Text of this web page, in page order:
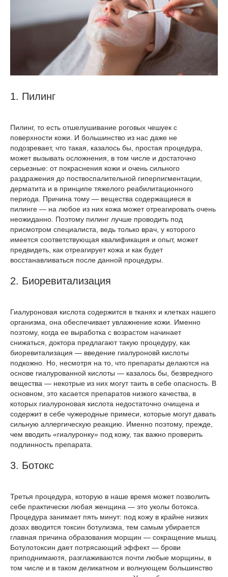
1. Пилинг
Пилинг, то есть отшелушивание роговых чешуек с
поверхности кожи. И большинство из нас даже не
подозревает, что такая, казалось бы, простая процедура,
может вызывать осложнения, в том числе и достаточно
серьезные: от покраснения кожи и очень сильного
раздражения до поствоспалительной гиперпигментации,
дерматита и в принципе тяжелого реабилитационного
периода. Причина тому — вещества содержащиеся в
пилинге — на любое из них кожа может отреагировать очень
неожиданно. Поэтому пилинг лучше проводить под
присмотром специалиста, ведь только врач, у которого
имеется соответствующая квалификация и опыт, может
предвидеть, как отреагирует кожа и как будет
восстанавливаться после данной процедуры.
2. Биоревитализация
Гиалуроновая кислота содержится в тканях и клетках нашего
организма, она обеспечивает увлажнение кожи. Именно
поэтому, когда ее выработка с возрастом начинает
снижаться, доктора предлагают такую процедуру, как
биоревитализация — введение гиалуроновй кислоты
подкожно. Но, несмотря на то, что препараты делаются на
основе гиалурованной кислоты — казалось бы, безвредного
вещества — некотрые из них могут таить в себе опасность. В
основном, это касается препаратов низкого качества, в
которых гиалуроновая кислота недостаточно очищена и
содержит в себе чужеродные примеси, которые могут давать
сильную аллергическую реакцию. Именно поэтому, прежде,
чем вводить «гиалуронку» под кожу, так важно проверить
подлинность препарата.
3. Ботокс
Третья процедура, которую в наше время может позволить
себе практически любая женщина — это уколы ботокса.
Процедура занимает пять минут: под кожу в крайне низких
дозах вводится токсин ботулизма, тем самым убирается
главная причина образования морщин — сокращение мышц.
Ботулотоксин дает потрясающий эффект — брови
приподнимаютя, разглаживаются почти любые морщины, в
том числе и в таком деликатном и волнующем большинство